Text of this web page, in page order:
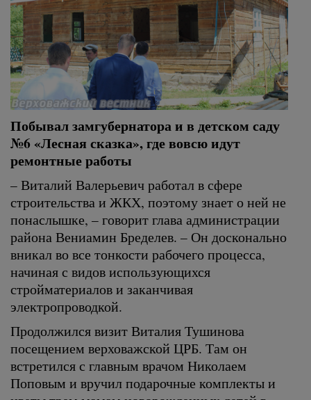
Побывал замгубернатора и в детском саду
№6 «Лесная сказка», где вовсю идут
ремонтные работы
– Виталий Валерьевич работал в сфере
строительства и ЖКХ, поэтому знает о ней не
понаслышке, – говорит глава администрации
района Вениамин Бределев. – Он досконально
вникал во все тонкости рабочего процесса,
начиная с видов использующихся
стройматериалов и заканчивая
электропроводкой.
Продолжился визит Виталия Тушинова
посещением верховажской ЦРБ. Там он
встретился с главным врачом Николаем
Поповым и вручил подарочные комплекты и